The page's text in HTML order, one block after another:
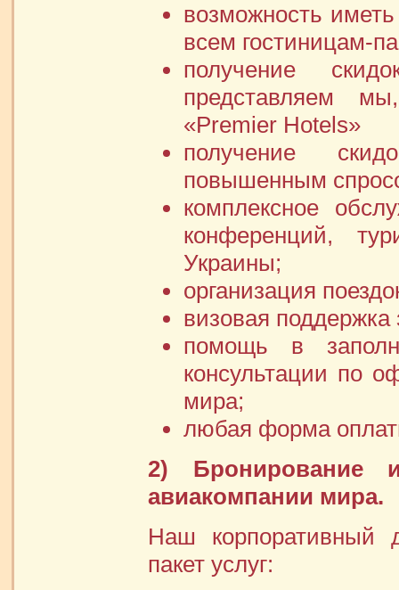
возможность
всем гостиницам-
получение
представляем
«Premier Hotels»
получение
повышенным
комплексное
конференций,
Украины;
организация
визовая
помощь в
консультации по
мира;
любая форма
2) Бронирование
авиакомпании мира.
Наш корпоративный
пакет услуг: